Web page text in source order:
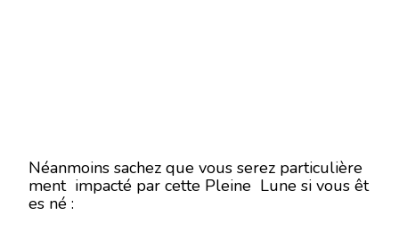
Néanmoins sachez que vous serez particulière
ment impacté par cette Pleine Lune si vous êt
es né :